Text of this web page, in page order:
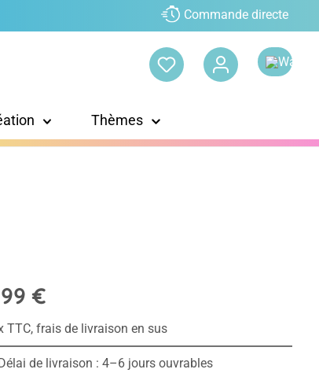
Commande directe
Thèmes
€
TTC, frais de livraison en sus
de livraison : 4–6 jours ouvrables